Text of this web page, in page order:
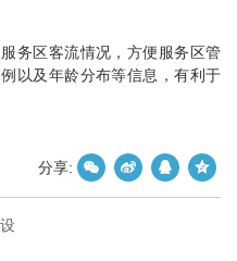
务区客流情况，方便服务区管
以及年龄分布等信息，有利于
分享: